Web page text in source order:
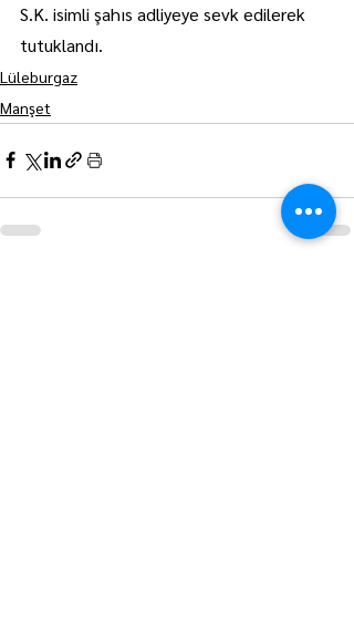
S.K. isimli şahıs adliyeye sevk edilerek
tutuklandı.
Lüleburgaz
Manşet